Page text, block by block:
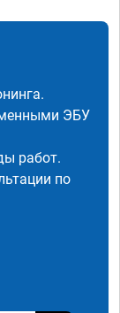
ЭБУ
работ.
по